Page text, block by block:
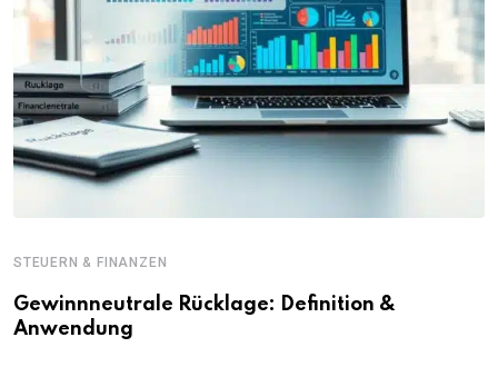
STEUERN & FINANZEN
Gewinnneutrale Rücklage: Definition &
Anwendung